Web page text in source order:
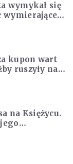
wymykał się
wymierające
kupon wart
ruszyły na
na Księżycu.
do